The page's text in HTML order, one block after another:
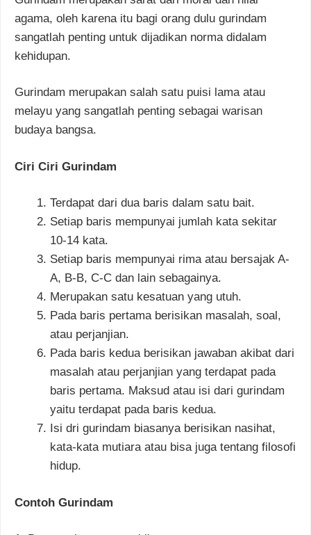
agama, oleh karena itu bagi orang dulu gurindam
sangatlah penting untuk dijadikan norma didalam
kehidupan.
Gurindam merupakan salah satu puisi lama atau
melayu yang sangatlah penting sebagai warisan
budaya bangsa.
Ciri Ciri Gurindam
Terdapat dari dua baris dalam satu bait.
Setiap baris mempunyai jumlah kata sekitar
10-14 kata.
Setiap baris mempunyai rima atau bersajak A-
A, B-B, C-C dan lain sebagainya.
Merupakan satu kesatuan yang utuh.
Pada baris pertama berisikan masalah, soal,
atau perjanjian.
Pada baris kedua berisikan jawaban akibat dari
masalah atau perjanjian yang terdapat pada
baris pertama. Maksud atau isi dari gurindam
yaitu terdapat pada baris kedua.
Isi dri gurindam biasanya berisikan nasihat,
kata-kata mutiara atau bisa juga tentang filosofi
hidup.
Contoh Gurindam